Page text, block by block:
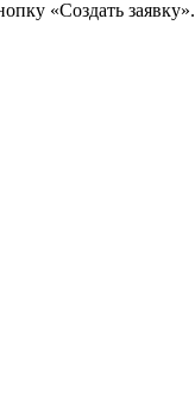
«Создать заявку».